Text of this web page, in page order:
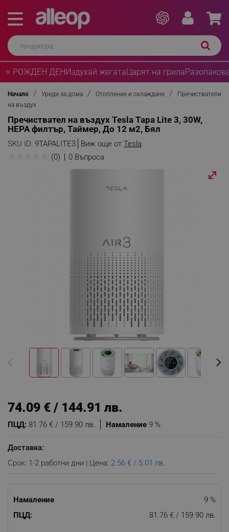
⭐ РОЖДЕН ДЕНИздухай жегатаЦарят на грила
Начало Уреди за дома Отопление и охлаждане
Пречистватели
на въздух
Пречиствател на въздух Tesla Тара Lite 3, 30W,
HEPA филтър, Таймер, До 12 м2, Бял
SKU ID: 9TAPALITE3 Виж още от Tesla
(0) 0 Въпроса
Намаление 9 %
ПЦД: 81.76 € / 159.90 лв.
74.09 € / 144.91 лв.
Доставка:
Срок: 1-2 работни дни | Цена: 2.56 € / 5.01 лв.
Намаление
9 %
ПЦД:
81.76 € / 159.90 лв.